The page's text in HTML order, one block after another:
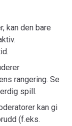
kan den bare
rangering. Se
spill.
kan gi
(f.eks.